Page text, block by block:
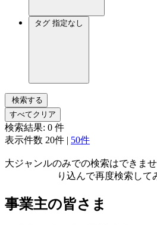
タグ 指定なし
検索する
すべてクリア
検索結果: 0 件
表示件数 20件 | 50件
大ジャンルのみでの検索はできま
り込んで再度検索して
事業主の皆さま